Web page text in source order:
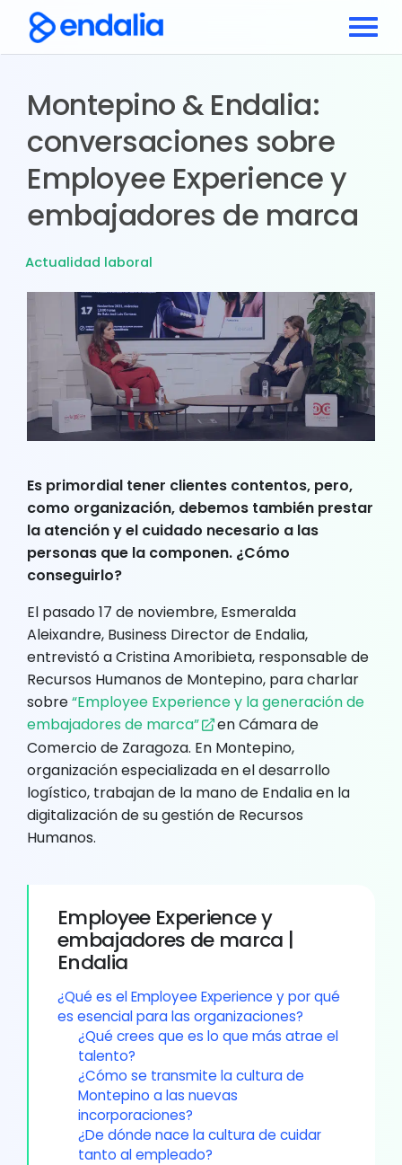
Montepino & Endalia:
conversaciones sobre
Employee Experience y
embajadores de marca
Actualidad laboral
Es primordial tener clientes contentos, pero,
como organización, debemos también prestar
la atención y el cuidado necesario a las
personas que la componen. ¿Cómo
conseguirlo?
El pasado 17 de noviembre, Esmeralda
Aleixandre, Business Director de Endalia,
entrevistó a Cristina Amoribieta, responsable de
Recursos Humanos de Montepino, para charlar
sobre“Employee Experience y la generación de
embajadores de marca”
en Cámara de
Comercio de Zaragoza. En Montepino,
organización especializada en el desarrollo
logístico, trabajan de la mano de Endalia en la
digitalización de su gestión de Recursos
Humanos.
Employee Experience y
embajadores de marca |
Endalia
¿Qué es el Employee Experience y por qué
es esencial para las organizaciones?
¿Qué crees que es lo que más atrae el
talento?
¿Cómo se transmite la cultura de
Montepino a las nuevas
incorporaciones?
¿De dónde nace la cultura de cuidar
tanto al empleado?